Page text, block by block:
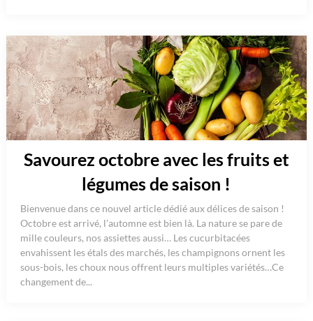
Savourez octobre avec les fruits et
légumes de saison !
Bienvenue dans ce nouvel article dédié aux délices de saison !
Octobre est arrivé, l’automne est bien là. La nature se pare de
mille couleurs, nos assiettes aussi… Les cucurbitacées
envahissent les étals des marchés, les champignons ornent les
sous-bois, les choux nous offrent leurs multiples variétés…Ce
changement de...